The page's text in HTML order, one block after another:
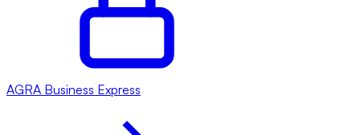
AGRA Business Express